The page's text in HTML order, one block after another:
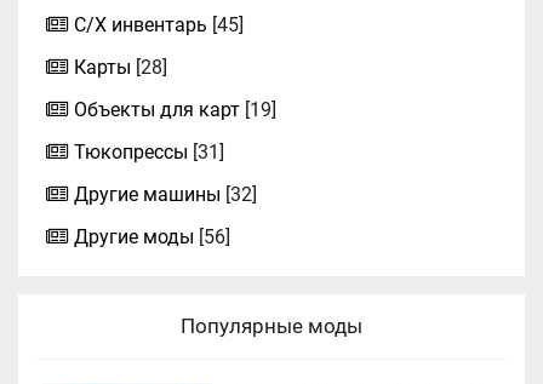
С/Х инвентарь [45]
Карты [28]
Объекты для карт [19]
Тюкопрессы [31]
Другие машины [32]
Другие моды [56]
Популярные моды